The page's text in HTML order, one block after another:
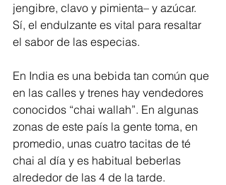
jengibre, clavo y pimienta– y azúcar.
Sí, el endulzante es vital para resaltar
el sabor de las especias.
En India es una bebida tan común que
en las calles y trenes hay vendedores
conocidos “chai wallah”. En algunas
zonas de este país la gente toma, en
promedio, unas cuatro tacitas de té
chai al día y es habitual beberlas
alrededor de las 4 de la tarde.